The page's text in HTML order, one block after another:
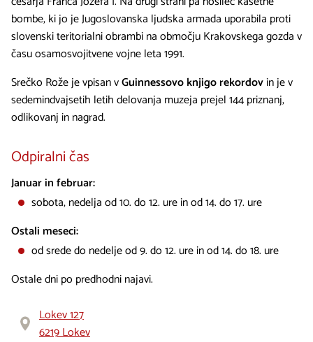
bombe, ki jo je Jugoslovanska ljudska armada uporabila proti
slovenski teritorialni obrambi na območju Krakovskega gozda v
času osamosvojitvene vojne leta 1991.
Srečko Rože je vpisan vGuinnessovo knjigo rekordovin je v
sedemindvajsetih letih delovanja muzeja prejel 144 priznanj,
odlikovanj in nagrad.
Odpiralni čas
Januar in februar:
sobota, nedelja od 10. do 12. ure in od 14. do 17. ure
Ostali meseci:
od srede do nedelje od 9. do 12. ure in od 14. do 18. ure
Ostale dni po predhodni najavi.
Lokev 127
6219 Lokev